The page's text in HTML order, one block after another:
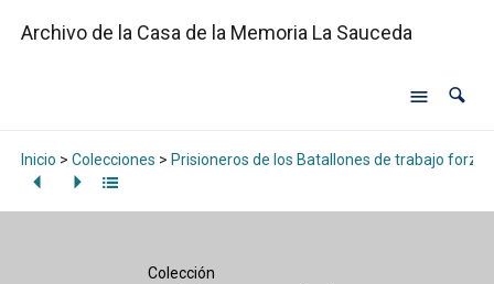
Archivo de la Casa de la Memoria La Sauceda
Inicio > Colecciones > Prisioneros de los Batallones de trabajo
Colección